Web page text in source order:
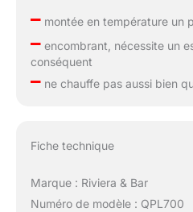
–montée en température un
–encombrant, nécessite un
conséquent
–ne chauffe pas aussi bien
Fiche technique
Marque : Riviera & Bar
Numéro de modèle : QPL700